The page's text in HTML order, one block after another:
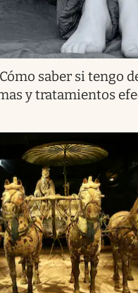
Cómo saber si tengo
y tratamientos